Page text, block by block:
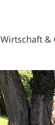
Wirtschaft &